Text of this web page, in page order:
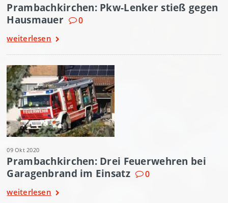
Prambachkirchen: Pkw-Lenker stieß gegen
Hausmauer
0
weiterlesen
09 Okt 2020
Prambachkirchen: Drei Feuerwehren bei
Garagenbrand im Einsatz
0
weiterlesen